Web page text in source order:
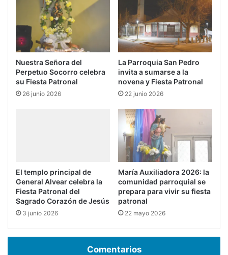
Nuestra Señora del
Perpetuo Socorro celebra
su Fiesta Patronal
26 junio 2026
La Parroquia San Pedro
invita a sumarse a la
novena y Fiesta Patronal
22 junio 2026
El templo principal de
General Alvear celebra la
Fiesta Patronal del
Sagrado Corazón de Jesús
3 junio 2026
María Auxiliadora 2026: la
comunidad parroquial se
prepara para vivir su fiesta
patronal
22 mayo 2026
Comentarios